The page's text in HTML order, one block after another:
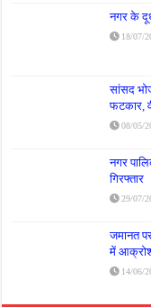
नगर के
18/07/
सांसद
फटकार,
08/05/
नगर
गिरफ्तार
29/07/
जमानत
में
14/06/